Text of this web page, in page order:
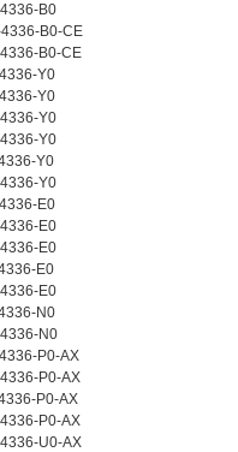
B0
B0-CE
B0-CE
Y0
Y0
Y0
Y0
Y0
Y0
E0
E0
E0
E0
E0
N0
N0
P0-AX
P0-AX
P0-AX
P0-AX
U0-AX